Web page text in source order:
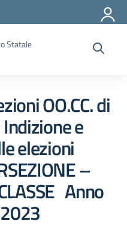
Statale
OO.CC. di
e
elezioni
–
Anno